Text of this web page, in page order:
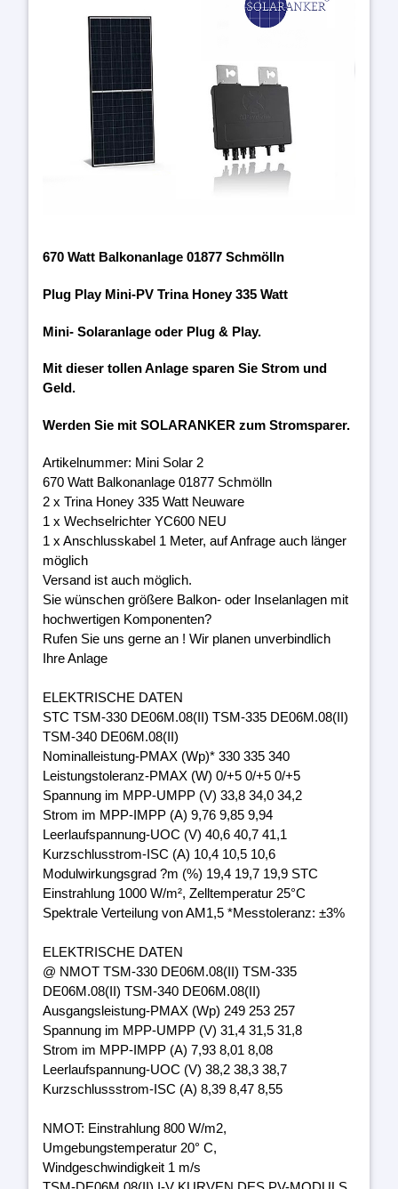
670 Watt Balkonanlage 01877 Schmölln
Plug Play Mini-PV Trina Honey 335 Watt
Mini- Solaranlage oder Plug & Play.
Mit dieser tollen Anlage sparen Sie Strom und
Geld.
Werden Sie mit SOLARANKER zum Stromsparer.
Artikelnummer: Mini Solar 2
670 Watt Balkonanlage 01877 Schmölln
2 x Trina Honey 335 Watt Neuware
1 x Wechselrichter YC600 NEU
1 x Anschlusskabel 1 Meter, auf Anfrage auch länger
möglich
Versand ist auch möglich.
Sie wünschen größere Balkon- oder Inselanlagen mit
hochwertigen Komponenten?
Rufen Sie uns gerne an ! Wir planen unverbindlich
Ihre Anlage
ELEKTRISCHE DATEN
STC TSM-330 DE06M.08(II) TSM-335 DE06M.08(II)
TSM-340 DE06M.08(II)
Nominalleistung-PMAX (Wp)* 330 335 340
Leistungstoleranz-PMAX (W) 0/+5 0/+5 0/+5
Spannung im MPP-UMPP (V) 33,8 34,0 34,2
Strom im MPP-IMPP (A) 9,76 9,85 9,94
Leerlaufspannung-UOC (V) 40,6 40,7 41,1
Kurzschlusstrom-ISC (A) 10,4 10,5 10,6
Modulwirkungsgrad ?m (%) 19,4 19,7 19,9 STC
Einstrahlung 1000 W/m², Zelltemperatur 25°C
Spektrale Verteilung von AM1,5 *Messtoleranz: ±3%
ELEKTRISCHE DATEN
@ NMOT TSM-330 DE06M.08(II) TSM-335
DE06M.08(II) TSM-340 DE06M.08(II)
Ausgangsleistung-PMAX (Wp) 249 253 257
Spannung im MPP-UMPP (V) 31,4 31,5 31,8
Strom im MPP-IMPP (A) 7,93 8,01 8,08
Leerlaufspannung-UOC (V) 38,2 38,3 38,7
Kurzschlussstrom-ISC (A) 8,39 8,47 8,55
NMOT: Einstrahlung 800 W/m2,
Umgebungstemperatur 20° C,
Windgeschwindigkeit 1 m/s